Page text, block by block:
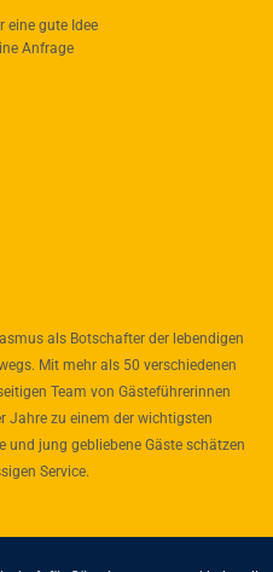
eine gute Idee
Anfrage
als Botschafter der lebendigen
Mit mehr als 50 verschiedenen
Team von Gästeführerinnen
Jahre zu einem der wichtigsten
und jung gebliebene Gäste schätzen
Service.